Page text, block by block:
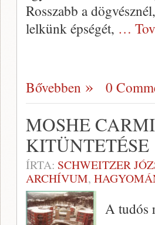
Rosszabb a
lelkünk ép­ségét, …
Bővebben 0
MOSHE
KITÜNTETÉSE
ÍRTA: SCHWEITZER
ARCHÍVUM,
A tudós